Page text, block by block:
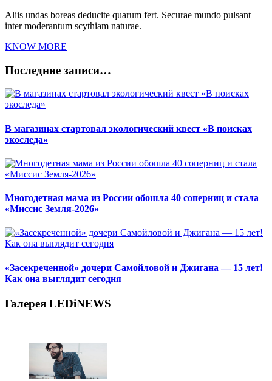
Aliis undas boreas deducite quarum fert. Securae mundo pulsant
inter moderantum scythiam naturae.
KNOW MORE
Последние записи…
В магазинах стартовал экологический квест «В поисках
экоследа»
Многодетная мама из России обошла 40 соперниц и стала
«Миссис Земля-2026»
«Засекреченной» дочери Самойловой и Джигана — 15 лет!
Как она выглядит сегодня
Галерея LEDiNEWS